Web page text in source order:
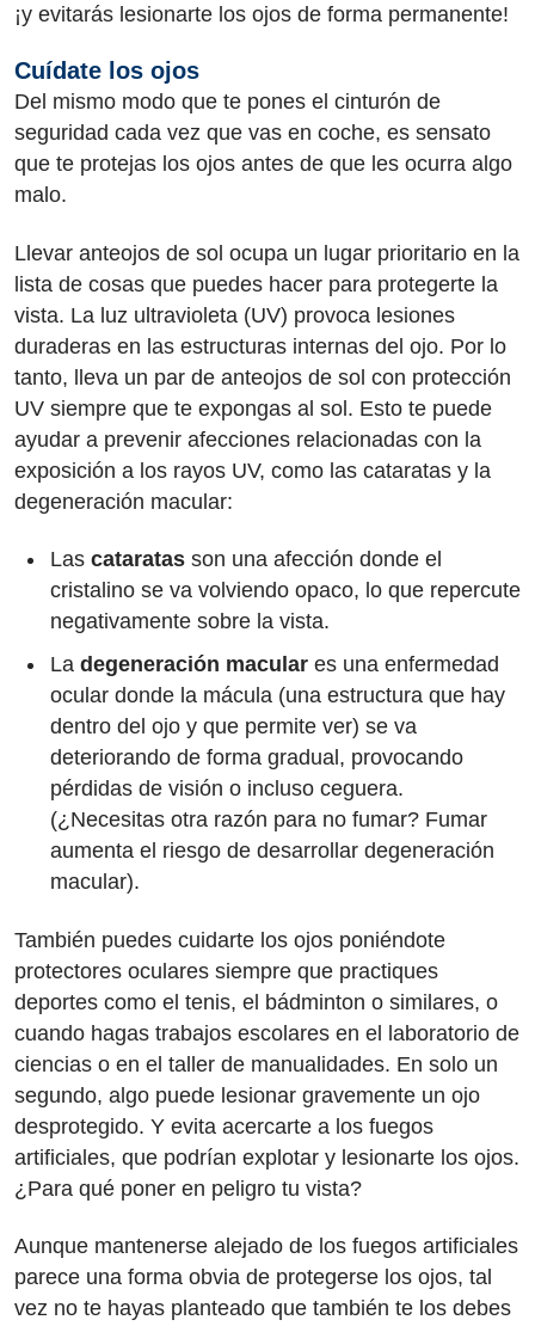
¡y evitarás lesionarte los ojos de forma permanente!
Cuídate los ojos
Del mismo modo que te pones el cinturón de
seguridad cada vez que vas en coche, es sensato
que te protejas los ojos antes de que les ocurra algo
malo.
Llevar anteojos de sol ocupa un lugar prioritario en la
lista de cosas que puedes hacer para protegerte la
vista. La luz ultravioleta (UV) provoca lesiones
duraderas en las estructuras internas del ojo. Por lo
tanto, lleva un par de anteojos de sol con protección
UV siempre que te expongas al sol. Esto te puede
ayudar a prevenir afecciones relacionadas con la
exposición a los rayos UV, como las cataratas y la
degeneración macular:
Las cataratas son una afección donde el
cristalino se va volviendo opaco, lo que repercute
negativamente sobre la vista.
La degeneración macular es una enfermedad
ocular donde la mácula (una estructura que hay
dentro del ojo y que permite ver) se va
deteriorando de forma gradual, provocando
pérdidas de visión o incluso ceguera.
(¿Necesitas otra razón para no fumar? Fumar
aumenta el riesgo de desarrollar degeneración
macular).
También puedes cuidarte los ojos poniéndote
protectores oculares siempre que practiques
deportes como el tenis, el bádminton o similares, o
cuando hagas trabajos escolares en el laboratorio de
ciencias o en el taller de manualidades. En solo un
segundo, algo puede lesionar gravemente un ojo
desprotegido. Y evita acercarte a los fuegos
artificiales, que podrían explotar y lesionarte los ojos.
¿Para qué poner en peligro tu vista?
Aunque mantenerse alejado de los fuegos artificiales
parece una forma obvia de protegerse los ojos, tal
vez no te hayas planteado que también te los debes